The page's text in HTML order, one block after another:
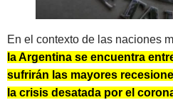
En el contexto de las naciones
la Argentina se encuentra
sufrirán las mayores
la crisis desatada por el